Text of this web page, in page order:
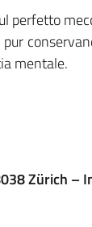
perfetto
mentale.
Zürich –